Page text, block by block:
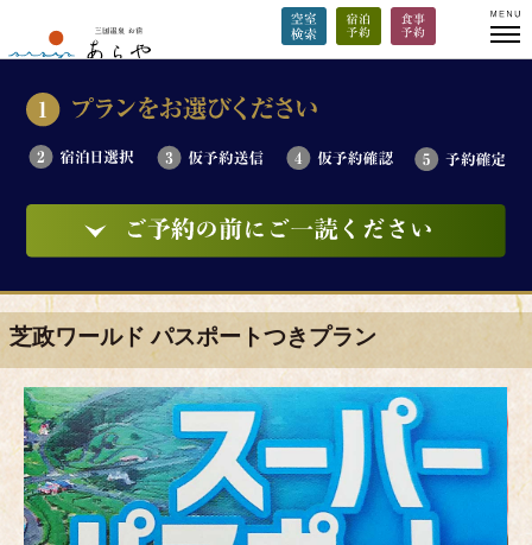
芝政ワールド パスポートつきプラン